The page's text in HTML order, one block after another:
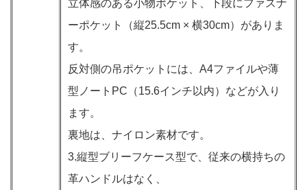
立体感のある小物ポケット、下段にファスナ
ーポケット（縦25.5cm × 横30cm）がありま
す。
反対側の吊ポケットには、A4ファイルや薄
型ノートPC（15.6インチ以内）などが入り
ます。
裏地は、ナイロン素材です。
3.縦型ブリーフケース型で、従来の横持ちの
革ハンドルはなく、